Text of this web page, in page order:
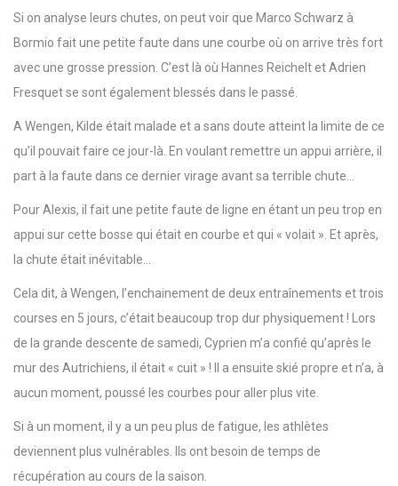
Si on analyse leurs chutes, on peut voir que Marco Schwarz à
Bormio fait une petite faute dans une courbe où on arrive très fort
avec une grosse pression. C’est là où Hannes Reichelt et Adrien
Fresquet se sont également blessés dans le passé.
A Wengen, Kilde était malade et a sans doute atteint la limite de ce
qu’il pouvait faire ce jour-là. En voulant remettre un appui arrière, il
part à la faute dans ce dernier virage avant sa terrible chute…
Pour Alexis, il fait une petite faute de ligne en étant un peu trop en
appui sur cette bosse qui était en courbe et qui « volait ». Et après,
la chute était inévitable…
Cela dit, à Wengen, l’enchainement de deux entraînements et trois
courses en 5 jours, c’était beaucoup trop dur physiquement ! Lors
de la grande descente de samedi, Cyprien m’a confié qu’après le
mur des Autrichiens, il était « cuit » ! Il a ensuite skié propre et n’a, à
aucun moment, poussé les courbes pour aller plus vite.
Si à un moment, il y a un peu plus de fatigue, les athlètes
deviennent plus vulnérables. Ils ont besoin de temps de
récupération au cours de la saison.